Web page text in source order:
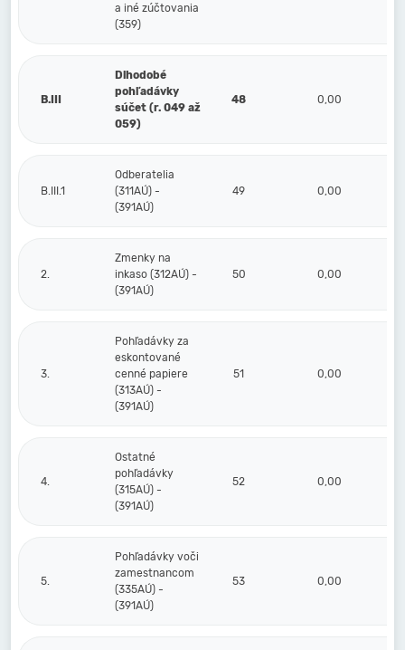
a iné zúčtovania
(359)
B.III
Dlhodobé
pohľadávky
súčet (r. 049 až
059)
48 0,00
B.III.1
Odberatelia
(311AÚ) -
(391AÚ)
49 0,00
2.
Zmenky na
inkaso (312AÚ) -
(391AÚ)
50 0,00
3.
Pohľadávky za
eskontované
cenné papiere
(313AÚ) -
(391AÚ)
51 0,00
4.
Ostatné
pohľadávky
(315AÚ) -
(391AÚ)
52 0,00
5.
Pohľadávky voči
zamestnancom
(335AÚ) -
(391AÚ)
53 0,00